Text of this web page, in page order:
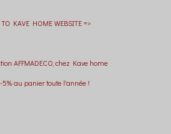
KAVE HOME WEBSITE =>
AFFMADECO, chez Kave home
5% au panier toute l'année !